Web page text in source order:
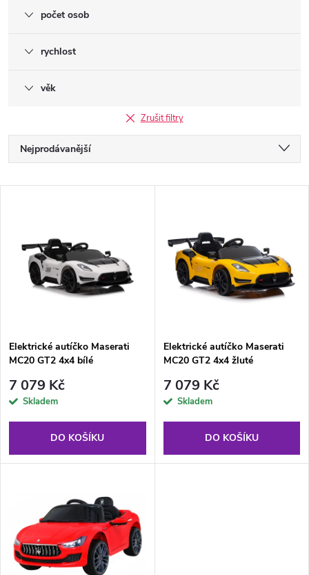
počet osob
rychlost
věk
Zrušit filtry
Ř
a
e
p
r
o
d
k
t
Nejprodávanější
ý
s
p
r
k
Elektrické autíčko Maserati
MC20 GT2 4x4 bílé
7 079 Kč
Skladem
DO KOŠÍKU
Elektrické autíčko Maserati
MC20 GT2 4x4 žluté
7 079 Kč
Skladem
DO KOŠÍKU